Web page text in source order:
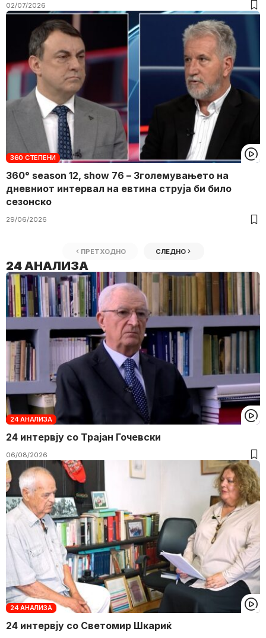
02/07/2026
360 СТЕПЕНИ
360° season 12, show 76 – Зголемувањето на
дневниот интервал на евтина струја би било
сезонско
29/06/2026
ПРЕТХОДНО СЛЕДНО
24 АНАЛИЗА
24 АНАЛИЗА
24 интервју со Трајан Гочевски
06/08/2026
24 АНАЛИЗА
24 интервју со Светомир Шкариќ